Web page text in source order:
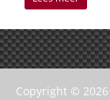
Copyright © 2026